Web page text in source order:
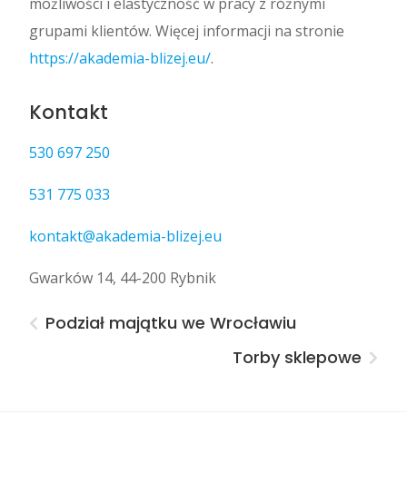
grupami klientów. Więcej informacji na stronie
https://akademia-blizej.eu/.
Kontakt
530 697 250
531 775 033
kontakt@akademia-blizej.eu
Gwarków 14, 44-200 Rybnik
Podział majątku we Wrocławiu
Torby sklepowe